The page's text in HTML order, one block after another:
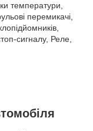
температури,
перемикачі,
сигналу, Реле,